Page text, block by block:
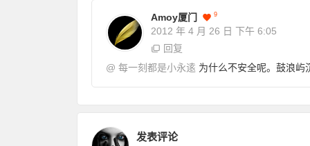
Amoy厦门 9
2012 年 4 月 26 日 下午 6:05
回复
@ 每一刻都是小永逺 为什么不安全呢。鼓浪屿
发表评论